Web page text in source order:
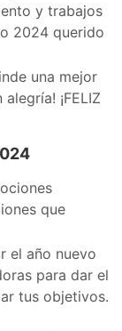
y trabajos
2024 querido
una mejor
¡FELIZ
que
el año nuevo
para dar el
tus objetivos.